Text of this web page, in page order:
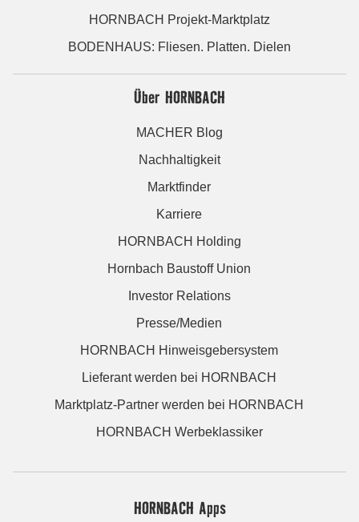
HORNBACH Projekt-Marktplatz
BODENHAUS: Fliesen. Platten. Dielen
Über HORNBACH
MACHER Blog
Nachhaltigkeit
Marktfinder
Karriere
HORNBACH Holding
Hornbach Baustoff Union
Investor Relations
Presse/Medien
HORNBACH Hinweisgebersystem
Lieferant werden bei HORNBACH
Marktplatz-Partner werden bei HORNBACH
HORNBACH Werbeklassiker
HORNBACH Apps